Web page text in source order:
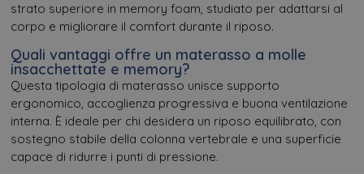
strato superiore in memory foam, studiato per adattarsi al
corpo e migliorare il comfort durante il riposo.
Quali vantaggi offre un materasso a molle
insacchettate e memory?
Questa tipologia di materasso unisce supporto
ergonomico, accoglienza progressiva e buona ventilazione
interna. È ideale per chi desidera un riposo equilibrato, con
sostegno stabile della colonna vertebrale e una superficie
capace di ridurre i punti di pressione.